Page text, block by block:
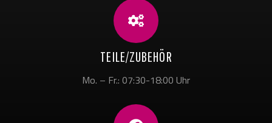
TEILE/ZUBEHÖR
Mo. – Fr.: 07:30-18:00 Uhr